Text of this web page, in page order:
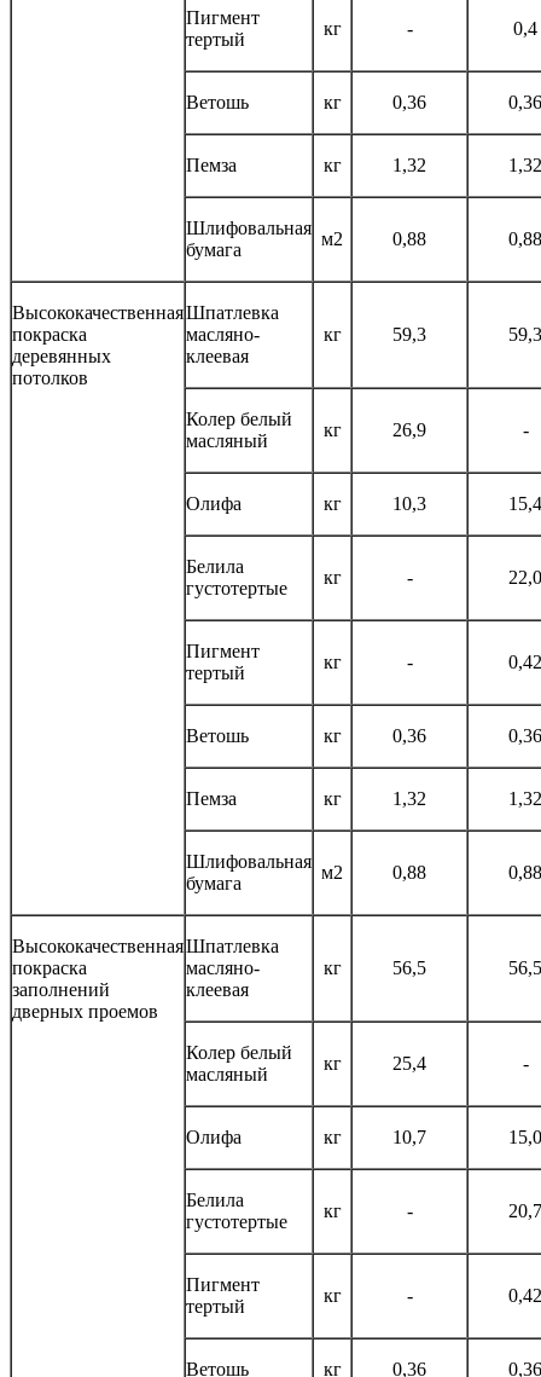
Пигмент
тертый
кг - 0,4
Ветошь кг 0,36 0,36
Пемза кг 1,32 1,32
Шлифовальная
бумага
м2 0,88 0,88
Высококачественная
покраска
деревянных
потолков
Шпатлевка
масляно-
клеевая
кг 59,3 59,3
Колер белый
масляный
кг 26,9 -
Олифа кг 10,3 15,4
Белила
густотертые
кг - 22,0
Пигмент
тертый
кг - 0,42
Ветошь кг 0,36 0,36
Пемза кг 1,32 1,32
Шлифовальная
бумага
м2 0,88 0,88
Высококачественная
покраска
заполнений
дверных проемов
Шпатлевка
масляно-
клеевая
кг 56,5 56,5
Колер белый
масляный
кг 25,4 -
Олифа кг 10,7 15,0
Белила
густотертые
кг - 20,7
Пигмент
тертый
кг - 0,42
Ветошь кг 0,36 0,36